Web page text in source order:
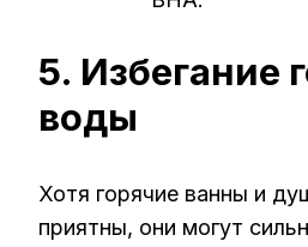
5. Избегание
воды
Хотя горячие ванны и
приятны, они могут